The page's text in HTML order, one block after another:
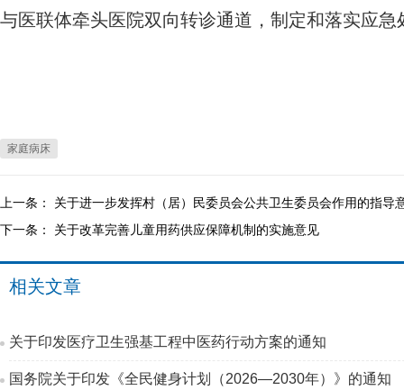
与医联体牵头医院双向转诊通道，制定和落实应急
家庭病床
上一条： 关于进一步发挥村（居）民委员会公共卫生委员会作用的指导
下一条： 关于改革完善儿童用药供应保障机制的实施意见
相关文章
关于印发医疗卫生强基工程中医药行动方案的通知
国务院关于印发《全民健身计划（2026—2030年）》的通知